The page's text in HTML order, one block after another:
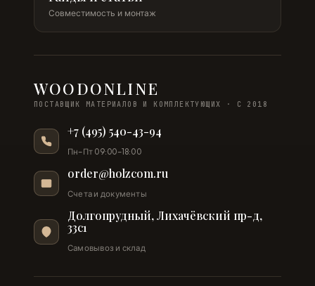
Совместимость и монтаж
WOODONLINE
ПОСТАВЩИК МАТЕРИАЛОВ И КОМПЛЕКТУЮЩИХ · С 2018
+7 (495) 540-43-94
Пн–Пт 09:00–18:00
order@holzcom.ru
Счета и документы
Долгопрудный, Лихачёвский пр-д,
33с1
Самовывоз и склад